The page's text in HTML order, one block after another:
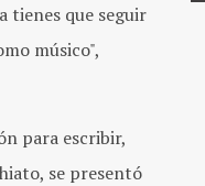
tienes que seguir
músico",
para escribir,
se presentó